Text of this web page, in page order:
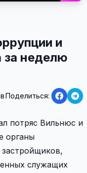
и
за неделю
Поделиться:
потряс Вильнюс и
органы
служащих